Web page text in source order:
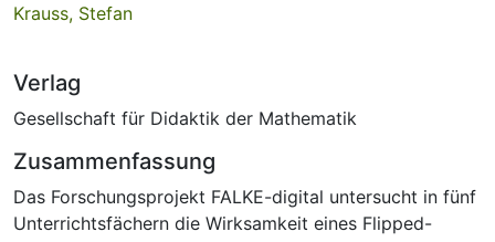
Krauss, Stefan
Verlag
Gesellschaft für Didaktik der Mathematik
Zusammenfassung
Das Forschungsprojekt FALKE-digital untersucht in fünf
Unterrichtsfächern die Wirksamkeit eines Flipped-